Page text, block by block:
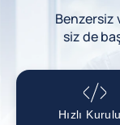
Benzersiz
siz de
Hızlı